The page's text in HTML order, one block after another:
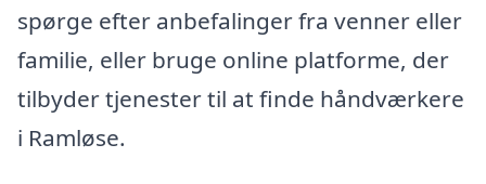
spørge efter anbefalinger fra venner eller
familie, eller bruge online platforme, der
tilbyder tjenester til at finde håndværkere
i Ramløse.